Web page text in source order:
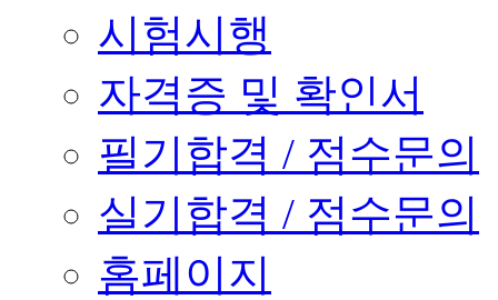
시험시행
자격증 및 확인서
필기합격 / 점수문의
실기합격 / 점수문의
홈페이지